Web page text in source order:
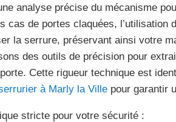
analyse précise du mécanisme
cas de portes claquées, l’utilisation
la serrure, préservant ainsi votre
des outils de précision pour
Cette rigueur technique est
à Marly la Villepour garantir
stricte pour votre sécurité :